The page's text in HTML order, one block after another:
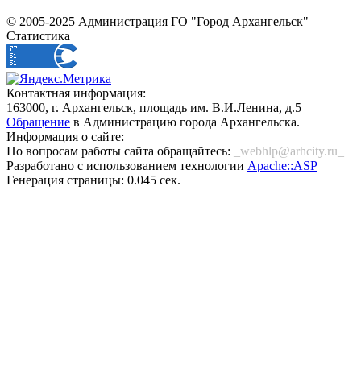
© 2005-2025 Администрация ГО "Город Архангельск"
Статистика
Контактная информация:
163000, г. Архангельск, площадь им. В.И.Ленина, д.5
Обращение в Администрацию города Архангельска.
Информация о сайте:
По вопросам работы сайта обращайтесь:
_webhlp@arhcity.ru_
Разработано с использованием технологии Apache::ASP
Генерация страницы: 0.045 сек.